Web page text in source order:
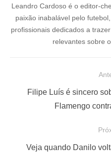
Leandro Cardoso é o editor-
paixão inabalável pelo
profissionais dedicados a
relevantes sobre
Filipe Luís é sincero
Flamengo
P
Veja quando Danilo